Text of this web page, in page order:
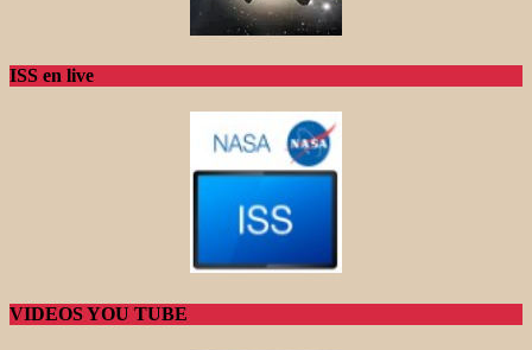
ISS en live
VIDEOS YOU TUBE